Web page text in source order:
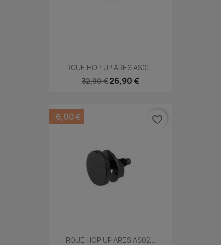
ROUE HOP UP ARES AS01...
32,90 € 26,90 €
ROUE HOP UP ARES AS02...
-6,00 € favorite_border